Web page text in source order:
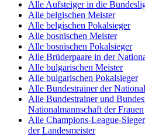
Alle Aufsteiger in die
Alle belgischen Meister
Alle belgischen Pokalsieger
Alle bosnischen Meister
Alle bosnischen Pokalsieger
Alle Brüderpaare in der
Alle bulgarischen Meister
Alle bulgarischen Pokalsieger
Alle Bundestrainer der
Alle Bundestrainer und
Nationalmannschaft der Frauen
Alle Champions-League-
der Landesmeister